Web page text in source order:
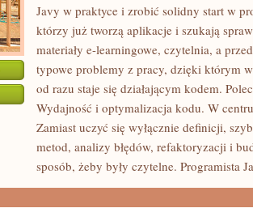
TESTOWANIE
DEBUGOWANIE
Javy w praktyce i zrobić solidny start w
którzy już tworzą aplikacje i szukają
materiały e-learningowe, czytelnia, a
typowe problemy z pracy, dzięki którym
od razu staje się działającym kodem.
Wydajność i optymalizacja kodu. W
Zamiast uczyć się wyłącznie definicji,
metod, analizy błędów, refaktoryzacji i
sposób, żeby były czytelne. Programista